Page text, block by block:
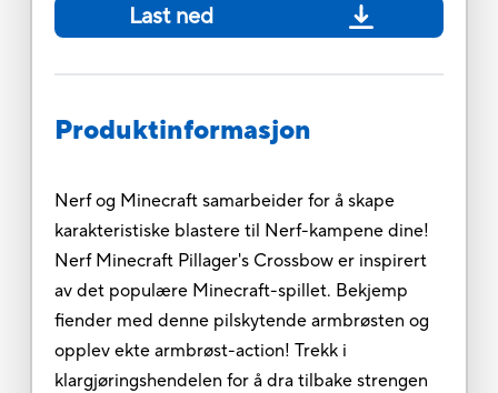
Last ned
Produktinformasjon
Nerf og Minecraft samarbeider for å skape
karakteristiske blastere til Nerf-kampene dine!
Nerf Minecraft Pillager's Crossbow er inspirert
av det populære Minecraft-spillet. Bekjemp
fiender med denne pilskytende armbrøsten og
opplev ekte armbrøst-action! Trekk i
klargjøringshendelen for å dra tilbake strengen